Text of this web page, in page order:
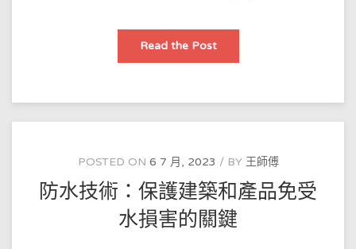
Read the Post企
申
水
程
企
業
资
质
低
紙
紙
POSTED ON 6 7 月, 2023 BY 王師傅
防水技術：保護建築和產品免受
水損害的關鍵